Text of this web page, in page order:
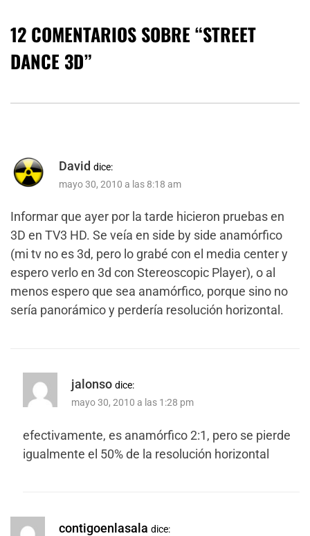
12 COMENTARIOS SOBRE “STREET
DANCE 3D”
David dice:
mayo 30, 2010 a las 8:18 am
Informar que ayer por la tarde hicieron pruebas en
3D en TV3 HD. Se veía en side by side anamórfico
(mi tv no es 3d, pero lo grabé con el media center y
espero verlo en 3d con Stereoscopic Player), o al
menos espero que sea anamórfico, porque sino no
sería panorámico y perdería resolución horizontal.
jalonso dice:
mayo 30, 2010 a las 1:28 pm
efectivamente, es anamórfico 2:1, pero se pierde
igualmente el 50% de la resolución horizontal
contigoenlasala dice: